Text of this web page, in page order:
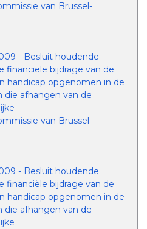
van Brussel-
- Besluit houdende
financiële bijdrage van de
handicap opgenomen in de
die afhangen van de
van Brussel-
- Besluit houdende
financiële bijdrage van de
handicap opgenomen in de
die afhangen van de